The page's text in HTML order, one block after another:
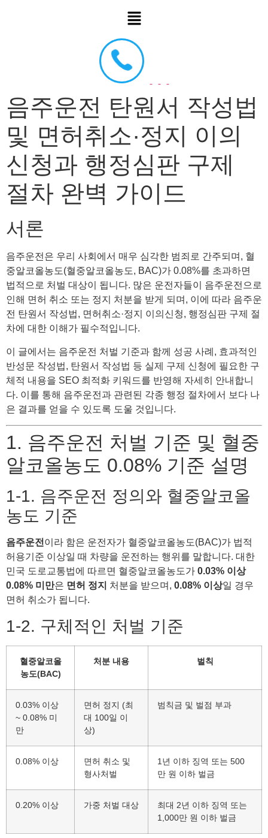
음주운전 탄원서 작성법
및 면허취소·정지 이의
신청과 행정심판 구제
절차 완벽 가이드
서론
음주운전은 우리 사회에서 매우 심각한 범죄로 간주되며, 혈
중알코올농도(혈중알코올농도, BAC)가 0.08%를 초과하면
법적으로 처벌 대상이 됩니다. 많은 운전자들이 음주운전으로
인해 면허 취소 또는 정지 처분을 받게 되며, 이에 따라 음주운
전 탄원서 작성법, 면허취소·정지 이의신청, 행정심판 구제 절
차에 대한 이해가 필수적입니다.
이 글에서는 음주운전 처벌 기준과 함께 성공 사례, 효과적인
반성문 작성법, 탄원서 작성법 등 실제 구제 신청에 필요한 구
체적 내용을 SEO 최적화 키워드를 반영해 자세히 안내합니
다. 이를 통해 음주운전과 관련된 각종 행정 절차에서 보다 나
은 결과를 얻을 수 있도록 도울 것입니다.
1. 음주운전 처벌 기준 및 혈중
알코올농도 0.08% 기준 설명
1-1. 음주운전 정의와 혈중알코올
농도 기준
음주운전 이라 함은 운전자가 혈중알코올농도(BAC)가 법적
허용기준 이상일 때 차량을 운전하는 행위를 말합니다. 대한
민국 도로교통법에 따르면 혈중알코올농도가 0.03% 이상
0.08% 미만은 면허 정지 처분을 받으며, 0.08% 이상일 경우
면허 취소가 됩니다.
1-2. 구체적인 처벌 기준
혈중알코올
농도(BAC)
처분 내용 벌칙
0.03% 이상
~ 0.08% 미
만
면허 정지 (최
대 100일 이
상)
범칙금 및 벌점 부과
0.08% 이상
면허 취소 및
형사처벌
1년 이하 징역 또는 500
만 원 이하 벌금
0.20% 이상 가중 처벌 대상
최대 2년 이하 징역 또는
1,000만 원 이하 벌금